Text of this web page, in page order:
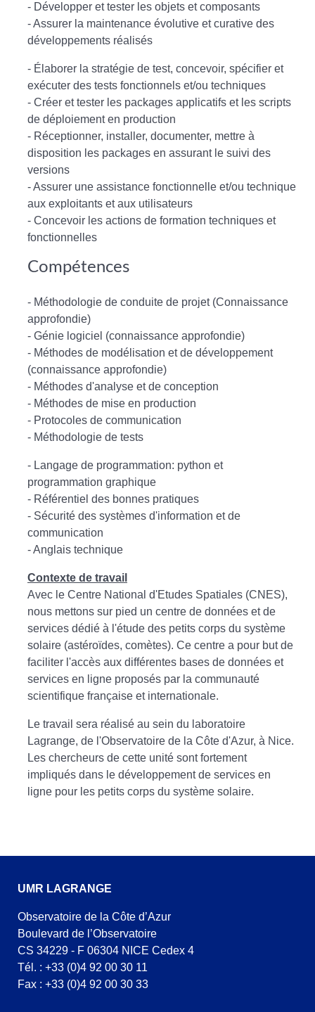
- Développer et tester les objets et composants
- Assurer la maintenance évolutive et curative des
développements réalisés
- Élaborer la stratégie de test, concevoir, spécifier et
exécuter des tests fonctionnels et/ou techniques
- Créer et tester les packages applicatifs et les scripts
de déploiement en production
- Réceptionner, installer, documenter, mettre à
disposition les packages en assurant le suivi des
versions
- Assurer une assistance fonctionnelle et/ou technique
aux exploitants et aux utilisateurs
- Concevoir les actions de formation techniques et
fonctionnelles
Compétences
- Méthodologie de conduite de projet (Connaissance
approfondie)
- Génie logiciel (connaissance approfondie)
- Méthodes de modélisation et de développement
(connaissance approfondie)
- Méthodes d'analyse et de conception
- Méthodes de mise en production
- Protocoles de communication
- Méthodologie de tests
- Langage de programmation: python et
programmation graphique
- Référentiel des bonnes pratiques
- Sécurité des systèmes d'information et de
communication
- Anglais technique
Contexte de travail
Avec le Centre National d'Etudes Spatiales (CNES),
nous mettons sur pied un centre de données et de
services dédié à l'étude des petits corps du système
solaire (astéroïdes, comètes). Ce centre a pour but de
faciliter l'accès aux différentes bases de données et
services en ligne proposés par la communauté
scientifique française et internationale.
Le travail sera réalisé au sein du laboratoire
Lagrange, de l'Observatoire de la Côte d'Azur, à Nice.
Les chercheurs de cette unité sont fortement
impliqués dans le développement de services en
ligne pour les petits corps du système solaire.
UMR LAGRANGE
Observatoire de la Côte d’Azur
Boulevard de l’Observatoire
CS 34229 - F 06304 NICE Cedex 4
Tél. : +33 (0)4 92 00 30 11
Fax : +33 (0)4 92 00 30 33